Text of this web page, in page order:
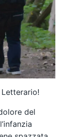
del